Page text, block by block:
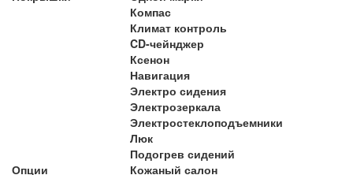
Опции
Компас
Климат контроль
CD-чейнджер
Ксенон
Навигация
Электро сидения
Электрозеркала
Электростеклоподъемники
Люк
Подогрев сидений
Кожаный салон